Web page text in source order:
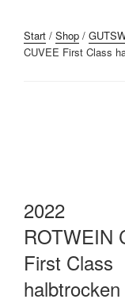
Start / Shop /
CUVEE First Class
2022
ROTWEIN
First Class
halbtrocken